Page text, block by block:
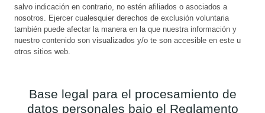
salvo indicación en contrario, no estén afiliados o asociados a
nosotros. Ejercer cualesquier derechos de exclusión voluntaria
también puede afectar la manera en la que nuestra información y
nuestro contenido son visualizados y/o te son accesible en este u
otros sitios web.
Base legal para el procesamiento de
datos personales bajo el Reglamento